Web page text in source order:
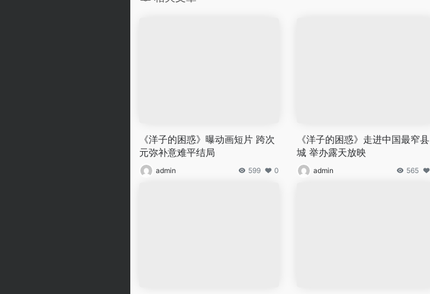
《洋子的困惑》曝动画短片 跨次
元弥补意难平结局
admin 599 0
《洋子的困惑》走进中国最窄县
城 举办露天放映
admin 565